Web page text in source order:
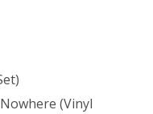
(Vinyl